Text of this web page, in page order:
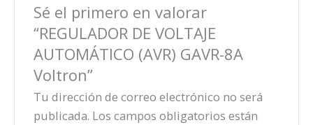
Sé el primero en valorar
“REGULADOR DE VOLTAJE
AUTOMÁTICO (AVR) GAVR-8A
Voltron”
Tu dirección de correo electrónico no será
publicada. Los campos obligatorios están